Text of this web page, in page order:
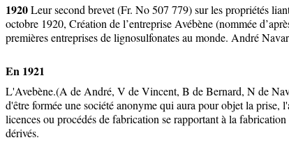
1920Leur second brevet (Fr. No 507 779) sur les propriétés
octobre 1920, Création de l’entreprise Avébène (nommée
premières entreprises de lignosulfonates au monde. André
En 1921
L'Avebène.(A de André, V de Vincent, B de Bernard, N de
d'être formée une société anonyme qui aura pour objet la prise,
licences ou procédés de fabrication se rapportant à la
dérivés.